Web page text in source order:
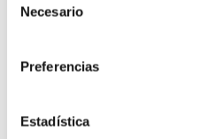
más información, puede
Necesario
Preferencias
Estadística
Limpieza técnica